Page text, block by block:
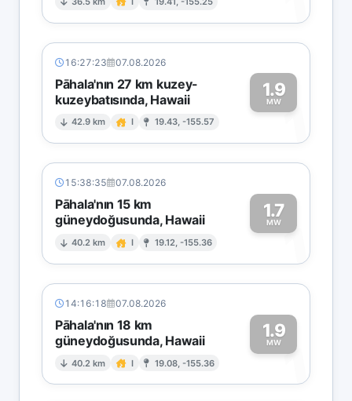
16:27:23 07.08.2026
Pāhala'nın 27 km kuzey-
kuzeybatısında, Hawaii
42.9 km I 19.43, -155.57
1.9
MW1
15:38:35 07.08.2026
Pāhala'nın 15 km
güneydoğusunda, Hawaii
40.2 km I 19.12, -155.36
1.7
MW1
14:16:18 07.08.2026
Pāhala'nın 18 km
güneydoğusunda, Hawaii
40.2 km I 19.08, -155.36
1.9
MW1